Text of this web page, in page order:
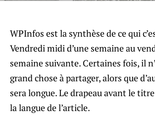
WPInfos est la synthèse de ce qui
Vendredi midi d’une semaine au
semaine suivante. Certaines fois, il
grand chose à partager, alors que
sera longue. Le drapeau avant le
la langue de l’article.